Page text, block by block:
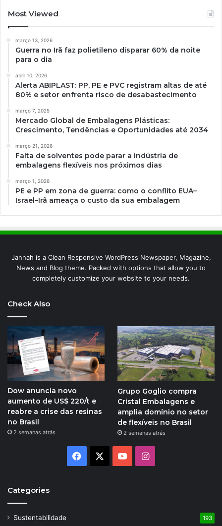
Most Viewed
março 13, 2026
Guerra no Irã faz polietileno disparar 60% da noite
para o dia
abril 10, 2026
Alerta ABIPLAST: PP, PE e PVC registram altas de até
80% e setor enfrenta risco de desabastecimento
março 7, 2025
Mercado Global de Embalagens Plásticas:
Crescimento, Tendências e Oportunidades até 2034
março 21, 2026
Falta de solventes pode parar a indústria de
embalagens flexíveis nos próximos dias
março 1, 2026
PE e PP em zona de guerra: como o conflito EUA–
Israel–Irã ameaça o custo da sua embalagem
Jannah is a Clean Responsive WordPress Newspaper, Magazine,
News and Blog theme. Packed with options that allow you to
completely customize your website to your needs.
Check Also
Dow anuncia novo
aumento de US$ 220/t e
reabre a crise das resinas
no Brasil
2 semanas atrás
Grupo Goglio compra
Cristal Embalagens e
amplia domínio no setor
de flexíveis no Brasil
2 semanas atrás
Facebook YouTubeInstagram
Categories
Sustentabilidade 193